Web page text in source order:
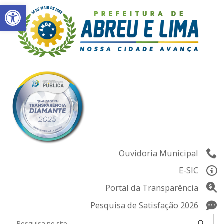
Abrir a barra de ferramentas
Skip
to
content
Ouvidoria Municipal
E-SIC
Portal da Transparência
Pesquisa de Satisfação 2026